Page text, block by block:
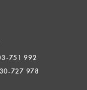
751 992
727 978